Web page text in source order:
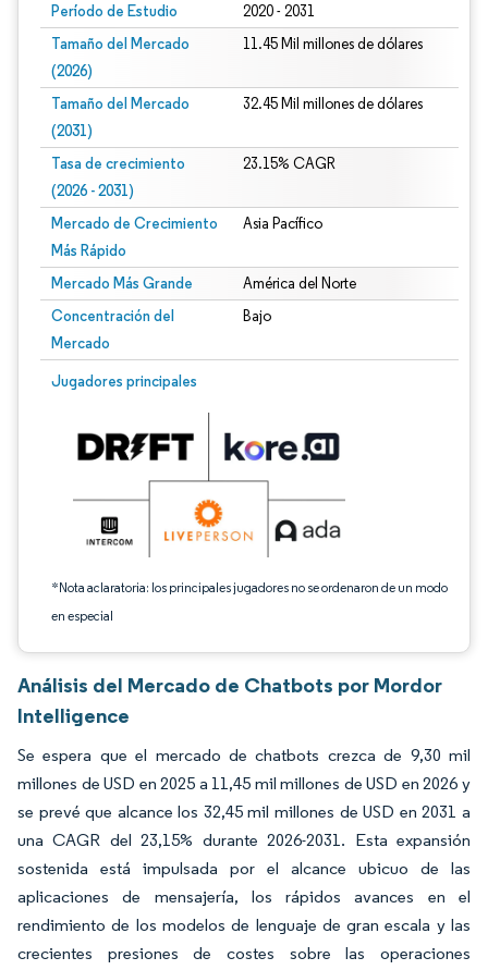
Período de Estudio 2020 - 2031
Tamaño del Mercado
(2026)
11.45 Mil millones de dólares
Tamaño del Mercado
(2031)
32.45 Mil millones de dólares
Tasa de crecimiento
(2026 - 2031)
23.15% CAGR
Mercado de Crecimiento
Más Rápido
Asia Pacífico
Mercado Más Grande América del Norte
Concentración del
Mercado
Bajo
Jugadores principales
*Nota aclaratoria: los principales jugadores no se ordenaron de un modo
en especial
Imagen © Mordor Intelligence. El uso requiere atribución según CC BY 4.0.
Análisis del Mercado de Chatbots por Mordor
Intelligence
Se espera que el mercado de chatbots crezca de 9,30 mil
millones de USD en 2025 a 11,45 mil millones de USD en 2026 y
se prevé que alcance los 32,45 mil millones de USD en 2031 a
una CAGR del 23,15% durante 2026-2031. Esta expansión
sostenida está impulsada por el alcance ubicuo de las
aplicaciones de mensajería, los rápidos avances en el
rendimiento de los modelos de lenguaje de gran escala y las
crecientes presiones de costes sobre las operaciones